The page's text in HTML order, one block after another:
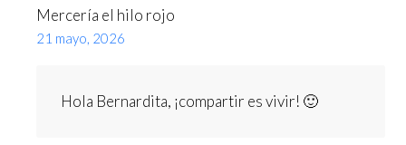
Mercería el hilo rojo
21 mayo, 2026
Hola Bernardita, ¡compartir es vivir! 🙂